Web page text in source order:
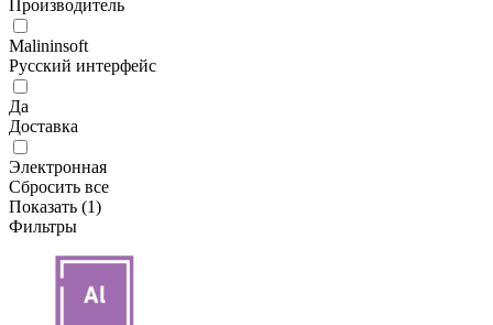
Производитель
Malininsoft
Русский интерфейс
Да
Доставка
Электронная
Сбросить все
Показать (1)
Фильтры